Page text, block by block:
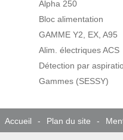
Alpha 250
Bloc alimentation
GAMME Y2, EX, A95
Alim. électriques ACS
Détection par
Gammes (SESSY)
Accueil - Plan du site -